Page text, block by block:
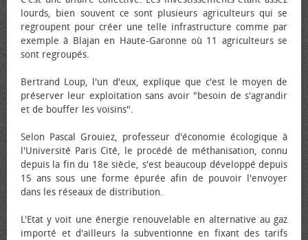
lourds, bien souvent ce sont plusieurs agriculteurs qui se
regroupent pour créer une telle infrastructure comme par
exemple à Blajan en Haute-Garonne où 11 agriculteurs se
sont regroupés.
Bertrand Loup, l'un d'eux, explique que c'est le moyen de
préserver leur exploitation sans avoir "besoin de s'agrandir
et de bouffer les voisins".
Selon Pascal Grouiez, professeur d'économie écologique à
l'Université Paris Cité, le procédé de méthanisation, connu
depuis la fin du 18e siècle, s'est beaucoup développé depuis
15 ans sous une forme épurée afin de pouvoir l'envoyer
dans les réseaux de distribution.
L'Etat y voit une énergie renouvelable en alternative au gaz
importé et d'ailleurs la subventionne en fixant des tarifs